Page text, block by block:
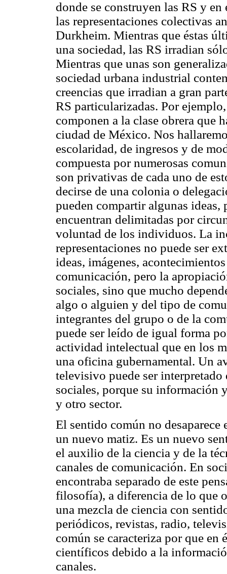
donde se construyen las RS y
las representaciones colectivas
Durkheim. Mientras que éstas
una sociedad, las RS irradian
Mientras que unas son
sociedad urbana industrial
creencias que irradian a gran
RS particularizadas. Por
componen a la clase obrera que
ciudad de México. Nos
escolaridad, de ingresos y de
compuesta por numerosas
son privativas de cada uno de
decirse de una colonia o
pueden compartir algunas ideas,
encuentran delimitadas por
voluntad de los individuos. La
representaciones no puede ser
ideas, imágenes,
comunicación, pero la
sociales, sino que mucho
algo o alguien y del tipo de
integrantes del grupo o de la
puede ser leído de igual forma
actividad intelectual que en los
una oficina gubernamental. Un
televisivo puede ser
sociales, porque su información
y otro sector.
El sentido común no desaparece
un nuevo matiz. Es un nuevo
el auxilio de la ciencia y de la
canales de comunicación. En
encontraba separado de este
filosofía), a diferencia de lo que
una mezcla de ciencia con
periódicos, revistas, radio,
común se caracteriza por que en
científicos debido a la
canales.